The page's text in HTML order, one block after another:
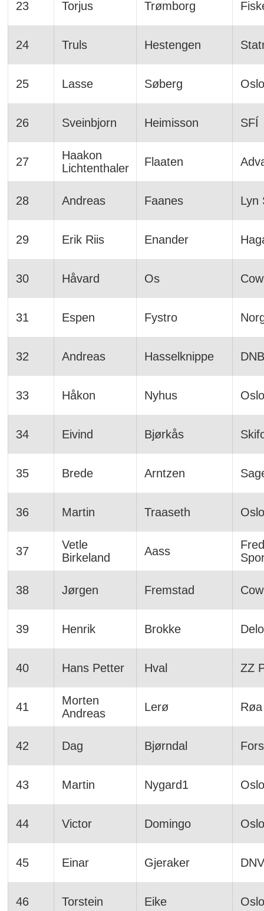
23 Torjus Trømborg
24 Truls Hestengen
25 Lasse Søberg Oslo
26 Sveinbjorn Heimisson SFÍ
27
Haakon
Lichtenthaler
Flaaten
28 Andreas Faanes Lyn
29 Erik Riis Enander
30 Håvard Os
31 Espen Fystro
32 Andreas Hasselknippe
33 Håkon Nyhus Oslo
34 Eivind Bjørkås
35 Brede Arntzen
36 Martin Traaseth
37
Vetle
Birkeland
Aass
38 Jørgen Fremstad
39 Henrik Brokke
40 Hans Petter Hval ZZ
41
Morten
Andreas
Lerø
42 Dag Bjørndal
43 Martin Nygard1 Oslo
44 Victor Domingo Oslo
45 Einar Gjeraker DNV
46 Torstein Eike Oslo